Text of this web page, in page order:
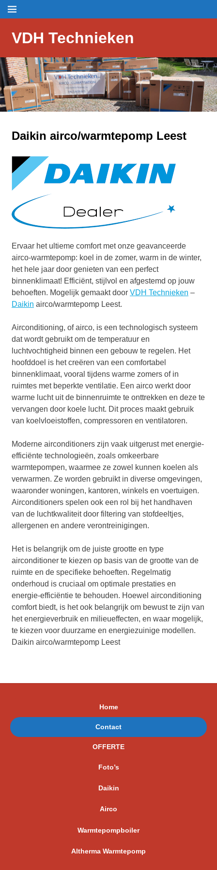
Skip
to
Menu
VDH Technieken
Daikin airco/warmtepomp Leest
Ervaar het ultieme comfort met onze geavanceerde
airco-warmtepomp: koel in de zomer, warm in de winter,
het hele jaar door genieten van een perfect
binnenklimaat! Efficiënt, stijlvol en afgestemd op jouw
behoeften. Mogelijk gemaakt door VDH Technieken –
Daikin airco/warmtepomp Leest.
Airconditioning, of airco, is een technologisch systeem
dat wordt gebruikt om de temperatuur en
luchtvochtigheid binnen een gebouw te regelen. Het
hoofddoel is het creëren van een comfortabel
binnenklimaat, vooral tijdens warme zomers of in
ruimtes met beperkte ventilatie. Een airco werkt door
warme lucht uit de binnenruimte te onttrekken en deze te
vervangen door koele lucht. Dit proces maakt gebruik
van koelvloeistoffen, compressoren en ventilatoren.
Moderne airconditioners zijn vaak uitgerust met energie-
efficiënte technologieën, zoals omkeerbare
warmtepompen, waarmee ze zowel kunnen koelen als
verwarmen. Ze worden gebruikt in diverse omgevingen,
waaronder woningen, kantoren, winkels en voertuigen.
Airconditioners spelen ook een rol bij het handhaven
van de luchtkwaliteit door filtering van stofdeeltjes,
allergenen en andere verontreinigingen.
Het is belangrijk om de juiste grootte en type
airconditioner te kiezen op basis van de grootte van de
ruimte en de specifieke behoeften. Regelmatig
onderhoud is cruciaal om optimale prestaties en
energie-efficiëntie te behouden. Hoewel airconditioning
comfort biedt, is het ook belangrijk om bewust te zijn van
het energieverbruik en milieueffecten, en waar mogelijk,
te kiezen voor duurzame en energiezuinige modellen.
Daikin airco/warmtepomp Leest
Home
Contact
OFFERTE
Foto’s
Daikin
Airco
Warmtepompboiler
Altherma Warmtepomp